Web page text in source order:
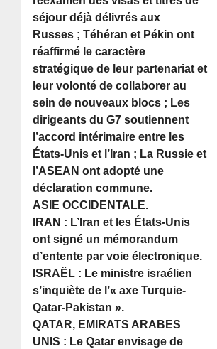
séjour déjà délivrés aux
Russes ; Téhéran et Pékin ont
réaffirmé le caractère
stratégique de leur partenariat et
leur volonté de collaborer au
sein de nouveaux blocs ; Les
dirigeants du G7 soutiennent
l’accord intérimaire entre les
États-Unis et l’Iran ; La Russie et
l’ASEAN ont adopté une
déclaration commune.
ASIE OCCIDENTALE.
IRAN : L’Iran et les États-Unis
ont signé un mémorandum
d’entente par voie électronique.
ISRAËL : Le ministre israélien
s’inquiète de l’« axe Turquie-
Qatar-Pakistan ».
QATAR, EMIRATS ARABES
UNIS : Le Qatar envisage de